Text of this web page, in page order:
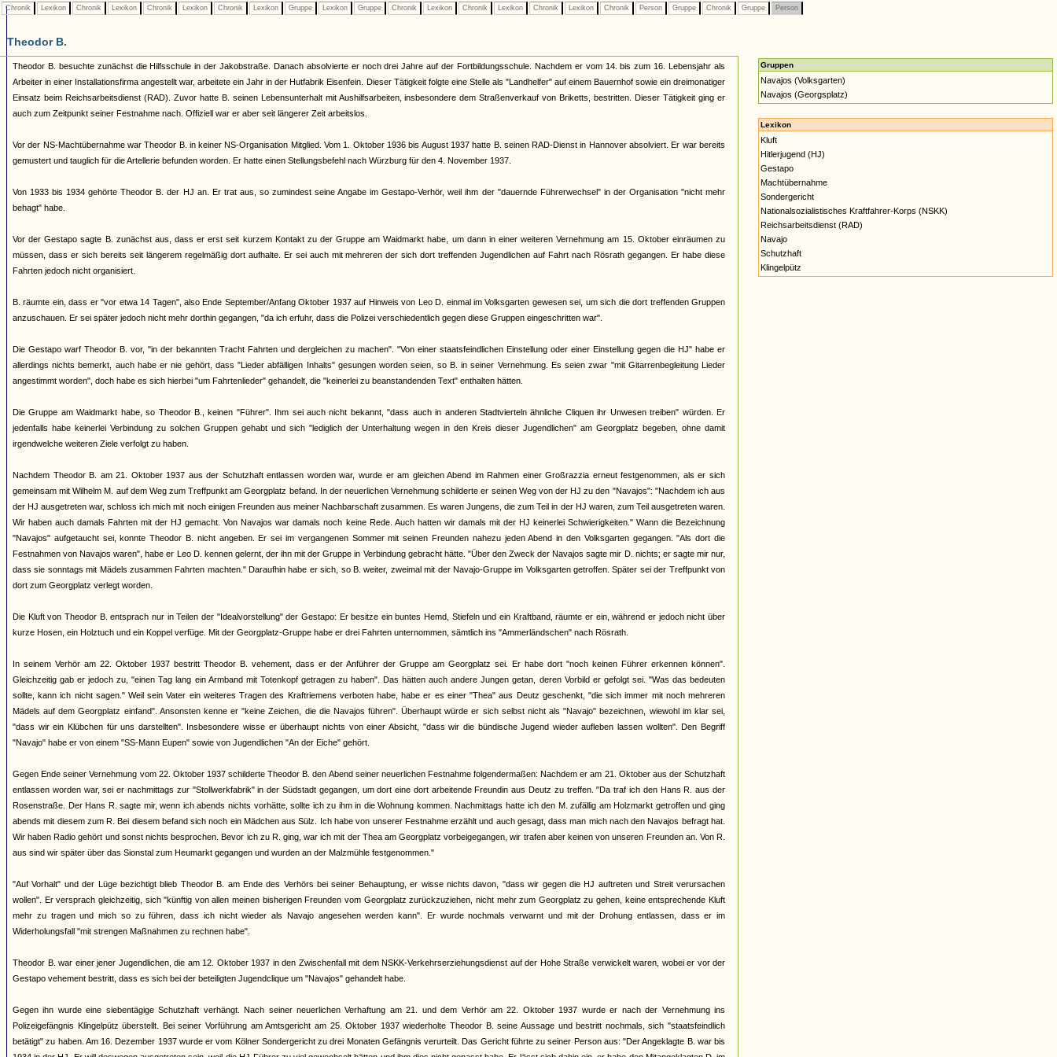
Chronik Lexikon Chronik Lexikon Chronik Lexikon Chronik Lexikon Gruppe Lexikon Gruppe Chronik Lexikon Chronik Lexikon Chronik Lexikon Chronik Person Gruppe Chronik Gruppe Person
Theodor B.
Theodor B. besuchte zunächst die Hilfsschule in der Jakobstraße. Danach absolvierte er noch drei Jahre auf der Fortbildungsschule. Nachdem er vom 14. bis zum 16. Lebensjahr als
Arbeiter in einer Installationsfirma angestellt war, arbeitete ein Jahr in der Hutfabrik Eisenfein. Dieser Tätigkeit folgte eine Stelle als "Landhelfer" auf einem Bauernhof sowie ein dreimonatiger
Einsatz beim Reichsarbeitsdienst (RAD). Zuvor hatte B. seinen Lebensunterhalt mit Aushilfsarbeiten, insbesondere dem Straßenverkauf von Briketts, bestritten. Dieser Tätigkeit ging er
auch zum Zeitpunkt seiner Festnahme nach. Offiziell war er aber seit längerer Zeit arbeitslos.
Vor der NS-Machtübernahme war Theodor B. in keiner NS-Organisation Mitglied. Vom 1. Oktober 1936 bis August 1937 hatte B. seinen RAD-Dienst in Hannover absolviert. Er war bereits
gemustert und tauglich für die Artellerie befunden worden. Er hatte einen Stellungsbefehl nach Würzburg für den 4. November 1937.
Von 1933 bis 1934 gehörte Theodor B. der HJ an. Er trat aus, so zumindest seine Angabe im Gestapo-Verhör, weil ihm der "dauernde Führerwechsel" in der Organisation "nicht mehr
behagt" habe.
Vor der Gestapo sagte B. zunächst aus, dass er erst seit kurzem Kontakt zu der Gruppe am Waidmarkt habe, um dann in einer weiteren Vernehmung am 15. Oktober einräumen zu
müssen, dass er sich bereits seit längerem regelmäßig dort aufhalte. Er sei auch mit mehreren der sich dort treffenden Jugendlichen auf Fahrt nach Rösrath gegangen. Er habe diese
Fahrten jedoch nicht organisiert.
B. räumte ein, dass er "vor etwa 14 Tagen", also Ende September/Anfang Oktober 1937 auf Hinweis von Leo D. einmal im Volksgarten gewesen sei, um sich die dort treffenden Gruppen
anzuschauen. Er sei später jedoch nicht mehr dorthin gegangen, "da ich erfuhr, dass die Polizei verschiedentlich gegen diese Gruppen eingeschritten war".
Die Gestapo warf Theodor B. vor, "in der bekannten Tracht Fahrten und dergleichen zu machen". "Von einer staatsfeindlichen Einstellung oder einer Einstellung gegen die HJ" habe er
allerdings nichts bemerkt, auch habe er nie gehört, dass "Lieder abfälligen Inhalts" gesungen worden seien, so B. in seiner Vernehmung. Es seien zwar "mit Gitarrenbegleitung Lieder
angestimmt worden", doch habe es sich hierbei "um Fahrtenlieder" gehandelt, die "keinerlei zu beanstandenden Text" enthalten hätten.
Die Gruppe am Waidmarkt habe, so Theodor B., keinen "Führer". Ihm sei auch nicht bekannt, "dass auch in anderen Stadtvierteln ähnliche Cliquen ihr Unwesen treiben" würden. Er
jedenfalls habe keinerlei Verbindung zu solchen Gruppen gehabt und sich "lediglich der Unterhaltung wegen in den Kreis dieser Jugendlichen" am Georgplatz begeben, ohne damit
irgendwelche weiteren Ziele verfolgt zu haben.
Nachdem Theodor B. am 21. Oktober 1937 aus der Schutzhaft entlassen worden war, wurde er am gleichen Abend im Rahmen einer Großrazzia erneut festgenommen, als er sich
gemeinsam mit Wilhelm M. auf dem Weg zum Treffpunkt am Georgplatz befand. In der neuerlichen Vernehmung schilderte er seinen Weg von der HJ zu den "Navajos": "Nachdem ich aus
der HJ ausgetreten war, schloss ich mich mit noch einigen Freunden aus meiner Nachbarschaft zusammen. Es waren Jungens, die zum Teil in der HJ waren, zum Teil ausgetreten waren.
Wir haben auch damals Fahrten mit der HJ gemacht. Von Navajos war damals noch keine Rede. Auch hatten wir damals mit der HJ keinerlei Schwierigkeiten." Wann die Bezeichnung
"Navajos" aufgetaucht sei, konnte Theodor B. nicht angeben. Er sei im vergangenen Sommer mit seinen Freunden nahezu jeden Abend in den Volksgarten gegangen. "Als dort die
Festnahmen von Navajos waren", habe er Leo D. kennen gelernt, der ihn mit der Gruppe in Verbindung gebracht hätte. "Über den Zweck der Navajos sagte mir D. nichts; er sagte mir nur,
dass sie sonntags mit Mädels zusammen Fahrten machten." Daraufhin habe er sich, so B. weiter, zweimal mit der Navajo-Gruppe im Volksgarten getroffen. Später sei der Treffpunkt von
dort zum Georgplatz verlegt worden.
Die Kluft von Theodor B. entsprach nur in Teilen der "Idealvorstellung" der Gestapo: Er besitze ein buntes Hemd, Stiefeln und ein Kraftband, räumte er ein, während er jedoch nicht über
kurze Hosen, ein Holztuch und ein Koppel verfüge. Mit der Georgplatz-Gruppe habe er drei Fahrten unternommen, sämtlich ins "Ammerländschen" nach Rösrath.
In seinem Verhör am 22. Oktober 1937 bestritt Theodor B. vehement, dass er der Anführer der Gruppe am Georgplatz sei. Er habe dort "noch keinen Führer erkennen können".
Gleichzeitig gab er jedoch zu, "einen Tag lang ein Armband mit Totenkopf getragen zu haben". Das hätten auch andere Jungen getan, deren Vorbild er gefolgt sei. "Was das bedeuten
sollte, kann ich nicht sagen." Weil sein Vater ein weiteres Tragen des Kraftriemens verboten habe, habe er es einer "Thea" aus Deutz geschenkt, "die sich immer mit noch mehreren
Mädels auf dem Georgplatz einfand". Ansonsten kenne er "keine Zeichen, die die Navajos führen". Überhaupt würde er sich selbst nicht als "Navajo" bezeichnen, wiewohl im klar sei,
"dass wir ein Klübchen für uns darstellten". Insbesondere wisse er überhaupt nichts von einer Absicht, "dass wir die bündische Jugend wieder aufleben lassen wollten". Den Begriff
"Navajo" habe er von einem "SS-Mann Eupen" sowie von Jugendlichen "An der Eiche" gehört.
Gegen Ende seiner Vernehmung vom 22. Oktober 1937 schilderte Theodor B. den Abend seiner neuerlichen Festnahme folgendermaßen: Nachdem er am 21. Oktober aus der Schutzhaft
entlassen worden war, sei er nachmittags zur "Stollwerkfabrik" in der Südstadt gegangen, um dort eine dort arbeitende Freundin aus Deutz zu treffen. "Da traf ich den Hans R. aus der
Rosenstraße. Der Hans R. sagte mir, wenn ich abends nichts vorhätte, sollte ich zu ihm in die Wohnung kommen. Nachmittags hatte ich den M. zufällig am Holzmarkt getroffen und ging
abends mit diesem zum R. Bei diesem befand sich noch ein Mädchen aus Sülz. Ich habe von unserer Festnahme erzählt und auch gesagt, dass man mich nach den Navajos befragt hat.
Wir haben Radio gehört und sonst nichts besprochen. Bevor ich zu R. ging, war ich mit der Thea am Georgplatz vorbeigegangen, wir trafen aber keinen von unseren Freunden an. Von R.
aus sind wir später über das Sionstal zum Heumarkt gegangen und wurden an der Malzmühle festgenommen."
"Auf Vorhalt" und der Lüge bezichtigt blieb Theodor B. am Ende des Verhörs bei seiner Behauptung, er wisse nichts davon, "dass wir gegen die HJ auftreten und Streit verursachen
wollen". Er versprach gleichzeitig, sich "künftig von allen meinen bisherigen Freunden vom Georgplatz zurückzuziehen, nicht mehr zum Georgplatz zu gehen, keine entsprechende Kluft
mehr zu tragen und mich so zu führen, dass ich nicht wieder als Navajo angesehen werden kann". Er wurde nochmals verwarnt und mit der Drohung entlassen, dass er im
Widerholungsfall "mit strengen Maßnahmen zu rechnen habe".
Theodor B. war einer jener Jugendlichen, die am 12. Oktober 1937 in den Zwischenfall mit dem NSKK-Verkehrserziehungsdienst auf der Hohe Straße verwickelt waren, wobei er vor der
Gestapo vehement bestritt, dass es sich bei der beteiligten Jugendclique um "Navajos" gehandelt habe.
Gegen ihn wurde eine siebentägige Schutzhaft verhängt. Nach seiner neuerlichen Verhaftung am 21. und dem Verhör am 22. Oktober 1937 wurde er nach der Vernehmung ins
Polizeigefängnis Klingelpütz überstellt. Bei seiner Vorführung am Amtsgericht am 25. Oktober 1937 wiederholte Theodor B. seine Aussage und bestritt nochmals, sich "staatsfeindlich
betätigt" zu haben. Am 16. Dezember 1937 wurde er vom Kölner Sondergericht zu drei Monaten Gefängnis verurteilt. Das Gericht führte zu seiner Person aus: "Der Angeklagte B. war bis
Gruppen
Navajos (Volksgarten)
Navajos (Georgsplatz)
Lexikon
Kluft
Hitlerjugend (HJ)
Gestapo
Machtübernahme
Sondergericht
Nationalsozialistisches Kraftfahrer-Korps (NSKK)
Reichsarbeitsdienst (RAD)
Navajo
Schutzhaft
Klingelpütz